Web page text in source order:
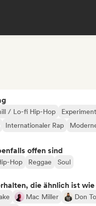
/ Lo-fi Hip-Hop
Internationaler Rap
offen sind
Hop Reggae Soul
die ähnlich ist wie
Mac Miller Don